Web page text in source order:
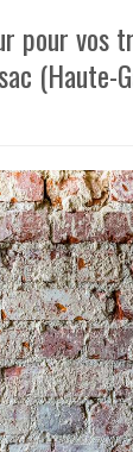
pour vos
(Haute-